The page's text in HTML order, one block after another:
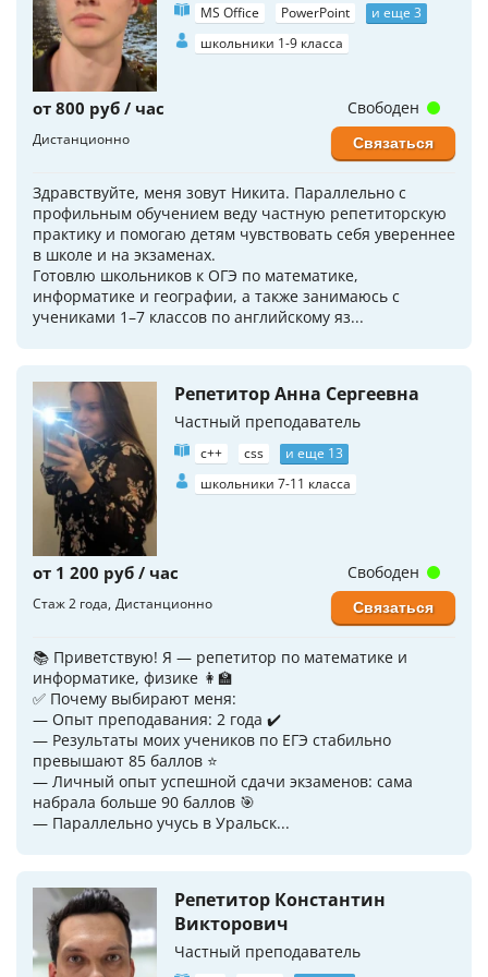
MS Office PowerPoint
и еще 3
школьники 1-9 класса
от 800 руб / час
Дистанционно
Здравствуйте, меня зовут Никита. Параллельно с
профильным обучением веду частную репетиторскую
практику и помогаю детям чувствовать себя увереннее
в школе и на экзаменах.
Готовлю школьников к ОГЭ по математике,
информатике и географии, а также занимаюсь с
учениками 1–7 классов по английскому яз...
Свободен
Связаться
Репетитор Анна Сергеевна
Частный преподаватель
c++ css
и еще 13
школьники 7-11 класса
от 1 200 руб / час
Стаж 2 года Дистанционно
📚 Приветствую! Я — репетитор по математике и
информатике, физике 👩‍🏫
✅ Почему выбирают меня:
— Опыт преподавания: 2 года ✔️
— Результаты моих учеников по ЕГЭ стабильно
превышают 85 баллов ⭐️
— Личный опыт успешной сдачи экзаменов: сама
набрала больше 90 баллов 🎯
— Параллельно учусь в Уральск...
Свободен
Связаться
Репетитор Константин
Викторович
Частный преподаватель